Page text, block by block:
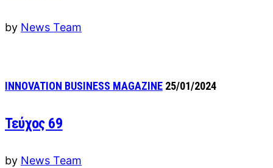
by News Team
INNOVATION BUSINESS MAGAZINE 25/01/2024
Τεύχος 69
by News Team